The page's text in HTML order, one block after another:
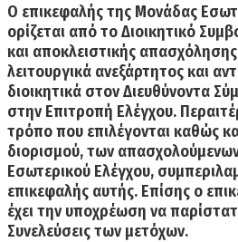
Ο επικεφαλής της Μονάδας
ορίζεται από το Διοικητικό
και αποκλειστικής απασχόλησης
λειτουργικά ανεξάρτητος και
διοικητικά στον Διευθύνοντα
στην Επιτροπή Ελέγχου.
τρόπο που επιλέγονται καθώς
διορισμού, των
Εσωτερικού Ελέγχου,
επικεφαλής αυτής. Επίσης ο
έχει την υποχρέωση να
Συνελεύσειςτων μετόχων.